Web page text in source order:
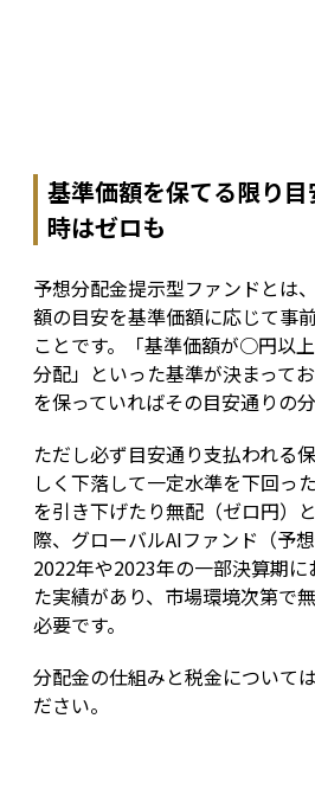
基準価額を保てる限り
時はゼロも
予想分配金提示型ファンドとは
額の目安を基準価額に応じて事
ことです。「基準価額が○円以
分配」といった基準が決まって
を保っていればその目安通りの
ただし必ず目安通り支払われる
しく下落して一定水準を下回っ
を引き下げたり無配（ゼロ円）
際、グローバルAIファンド（予
2022年や2023年の一部決算期
た実績があり、市場環境次第で
必要です。
分配金の仕組みと税金について
ださい。